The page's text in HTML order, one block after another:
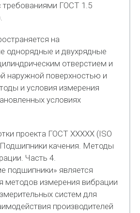
требованиями ГОСТ 1.5
на
однорядные и двухрядные
отверстием и
наружной поверхностью и
и условия измерения
условиях
проекта ГОСТ ХХХХХ (ISO
качения. Методы
Часть 4.
подшипники» является
методов измерения вибрации
систем для
производителей